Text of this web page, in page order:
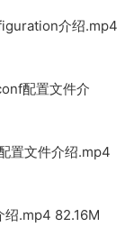
介绍.mp4
配置文件介
置文件介绍.mp4
.mp4 82.16M